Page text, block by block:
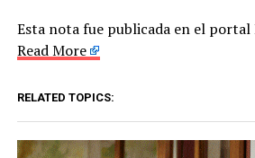
Esta nota fue publicada en el
Read More
RELATED TOPICS: